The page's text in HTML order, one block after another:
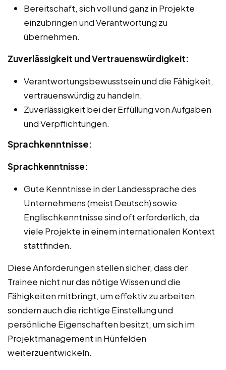
Bereitschaft, sich voll und ganz in Projekte
einzubringen und Verantwortung zu
übernehmen.
Zuverlässigkeit und Vertrauenswürdigkeit:
Verantwortungsbewusstsein und die Fähigkeit,
vertrauenswürdig zu handeln.
Zuverlässigkeit bei der Erfüllung von Aufgaben
und Verpflichtungen.
Sprachkenntnisse:
Sprachkenntnisse:
Gute Kenntnisse in der Landessprache des
Unternehmens (meist Deutsch) sowie
Englischkenntnisse sind oft erforderlich, da
viele Projekte in einem internationalen Kontext
stattfinden.
Diese Anforderungen stellen sicher, dass der
Trainee nicht nur das nötige Wissen und die
Fähigkeiten mitbringt, um effektiv zu arbeiten,
sondern auch die richtige Einstellung und
persönliche Eigenschaften besitzt, um sich im
Projektmanagement in Hünfelden
weiterzuentwickeln.